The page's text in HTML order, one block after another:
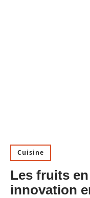
Cuisine
Les fruits
innovation